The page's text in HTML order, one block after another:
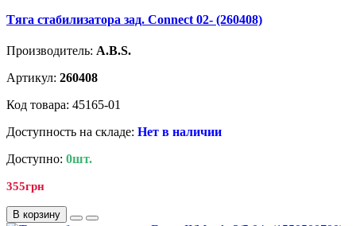
Tягa стабилизатора зад. Connect 02- (260408)
Производитель: A.B.S.
Артикул: 260408
Код товара: 45165-01
Доступность на складе: Нет в наличии
Доступно: 0шт.
355грн
В корзину